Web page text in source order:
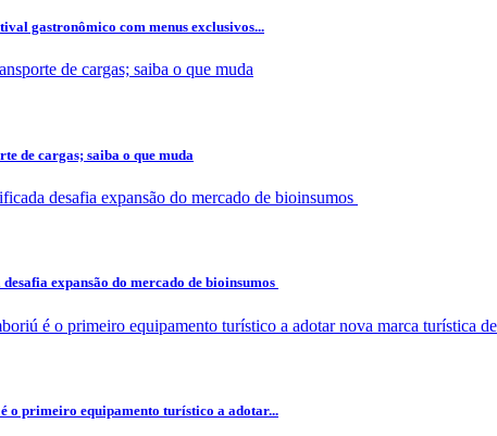
gastronômico com menus exclusivos...
de cargas; saiba o que muda
expansão do mercado de bioinsumos
o primeiro equipamento turístico a adotar...